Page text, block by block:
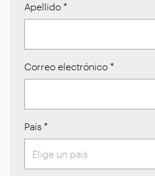
Apellido *
Correo electrónico *
País *